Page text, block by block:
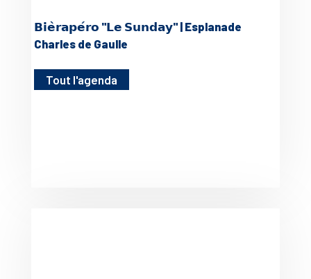
𝗕𝗶𝗲̀𝗿𝗮𝗽𝗲́𝗿𝗼 "𝗟𝗲 𝗦𝘂𝗻𝗱𝗮𝘆" | Esplanade
Charles de Gaulle
Tout l'agenda